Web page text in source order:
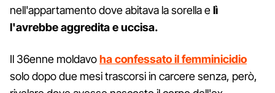
nell'appartamento dove abitava la sorella elì
l'avrebbe aggredita e uccisa.
Il 36enne moldavoha confessato il femminicidio
solo dopo due mesi trascorsi in carcere senza, però,